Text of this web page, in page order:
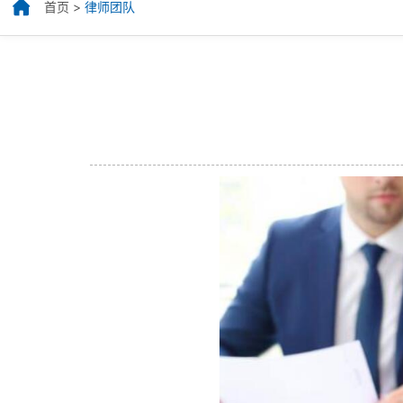
首页 >律师团队